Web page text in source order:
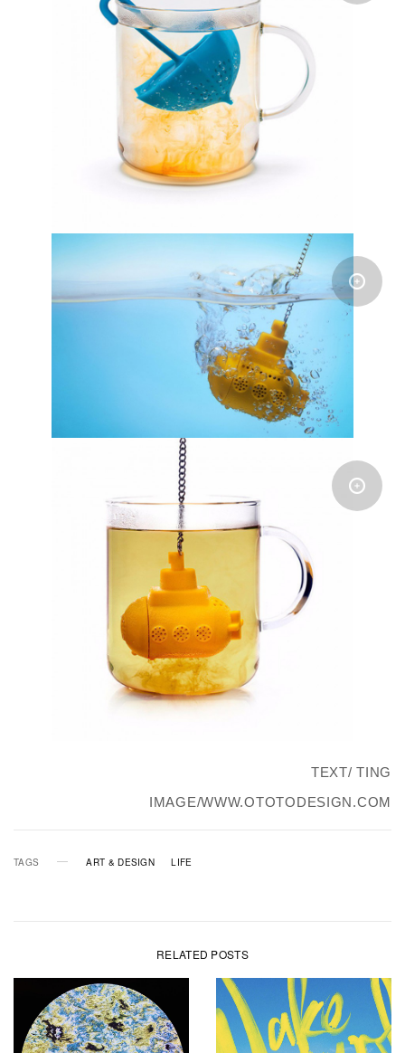
TEXT/ TING
IMAGE/WWW.OTOTODESIGN.COM
TAGS ART & DESIGN LIFE
RELATED POSTS